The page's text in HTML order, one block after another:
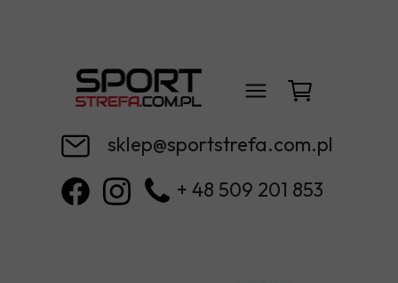
sklep@sportstrefa.com.pl
+ 48 509 201 853